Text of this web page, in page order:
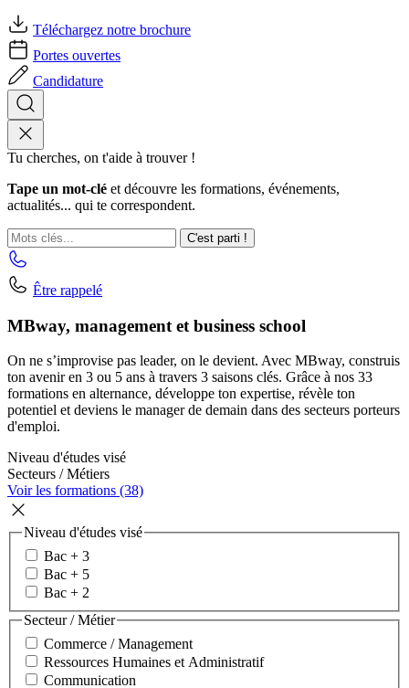
Téléchargez notre brochure
Portes ouvertes
Candidature
Tu cherches, on t'aide à trouver !
Tape un mot-clé et découvre les formations, événements,
actualités... qui te correspondent.
C'est parti !
Être rappelé
MBway, management et business school
On ne s’improvise pas leader, on le devient. Avec MBway, construis
ton avenir en 3 ou 5 ans à travers 3 saisons clés. Grâce à nos 33
formations en alternance, développe ton expertise, révèle ton
potentiel et deviens le manager de demain dans des secteurs porteurs
d'emploi.
Niveau d'études visé
Secteurs / Métiers
Voir les formations (38)
Niveau d'études visé
Bac + 3
Bac + 5
Bac + 2
Secteur / Métier
Commerce / Management
Ressources Humaines et Administratif
Communication